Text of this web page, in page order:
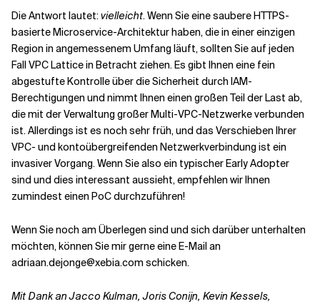
Die Antwort lautet:vielleicht. Wenn Sie eine saubere HTTPS-
basierte Microservice-Architektur haben, die in einer einzigen
Region in angemessenem Umfang läuft, sollten Sie auf jeden
Fall VPC Lattice in Betracht ziehen. Es gibt Ihnen eine fein
abgestufte Kontrolle über die Sicherheit durch IAM-
Berechtigungen und nimmt Ihnen einen großen Teil der Last ab,
die mit der Verwaltung großer Multi-VPC-Netzwerke verbunden
ist. Allerdings ist es noch sehr früh, und das Verschieben Ihrer
VPC- und kontoübergreifenden Netzwerkverbindung ist ein
invasiver Vorgang. Wenn Sie also ein typischer Early Adopter
sind und dies interessant aussieht, empfehlen wir Ihnen
zumindest einen PoC durchzuführen!
Wenn Sie noch am Überlegen sind und sich darüber unterhalten
möchten, können Sie mir gerne eine E-Mail an
adriaan.dejonge@xebia.com schicken.
Mit Dank an Jacco Kulman, Joris Conijn, Kevin Kessels,